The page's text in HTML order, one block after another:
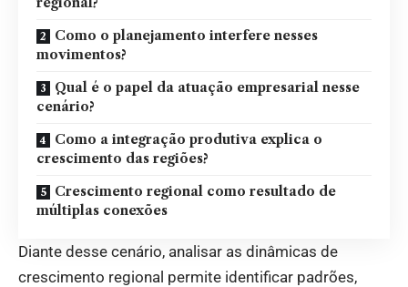
Como o planejamento interfere nesses
movimentos?
Qual é o papel da atuação empresarial nesse
cenário?
Como a integração produtiva explica o
crescimento das regiões?
Crescimento regional como resultado de
múltiplas conexões
Diante desse cenário, analisar as dinâmicas de
crescimento regional permite identificar padrões,